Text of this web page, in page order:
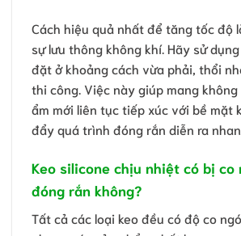
Cách hiệu quả nhất để tăng tốc độ
sự lưu thông không khí. Hãy sử
đặt ở khoảng cách vừa phải, thổi
thi công. Việc này giúp mang
ẩm mới liên tục tiếp xúc với bề mặt
đẩy quá trình đóng rắn diễn ra
Keo silicone chịu nhiệt có bị co
đóng rắn không?
Tất cả các loại keo đều có độ co